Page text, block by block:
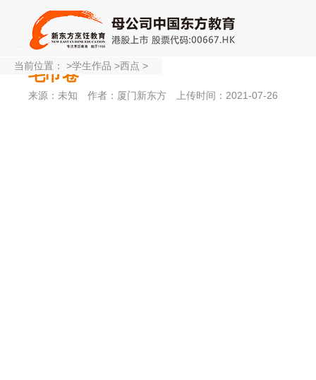
毛巾卷
来源：未知 作者：厦门新东方 上传时间：2021-07-26
当前位置： >学生作品 >西点 >